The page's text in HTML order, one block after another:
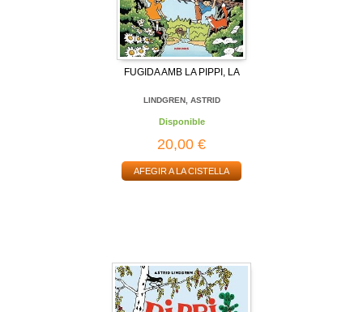
FUGIDA AMB LA PIPPI, LA
LINDGREN, ASTRID
Disponible
20,00 €
AFEGIR A LA CISTELLA